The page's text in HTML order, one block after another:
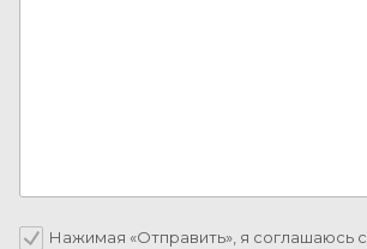
Нажимая «Отправить», я соглашаюсь c